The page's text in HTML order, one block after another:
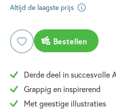
Altijd de laagste prijs
Bestellen
Derde deel in succesvolle
Grappig en inspirerend
Met geestige illustraties